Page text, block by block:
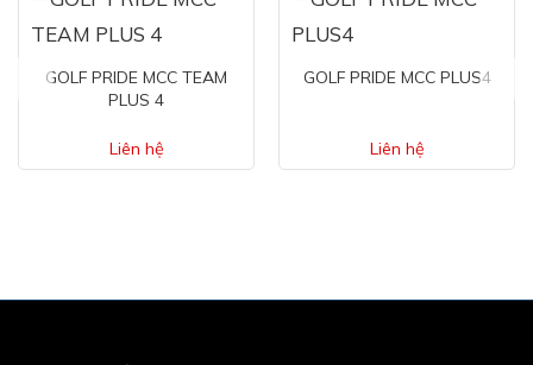
GOLF PRIDE MCC TEAM
PLUS 4
Liên hệ
GOLF PRIDE MCC PLUS4
Liên hệ